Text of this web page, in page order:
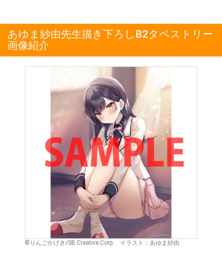
あゆま紗由先生描き下ろしB2タペストリー
画像紹介
©りんごかげき/SB Creative Corp. イラスト：あゆま紗由